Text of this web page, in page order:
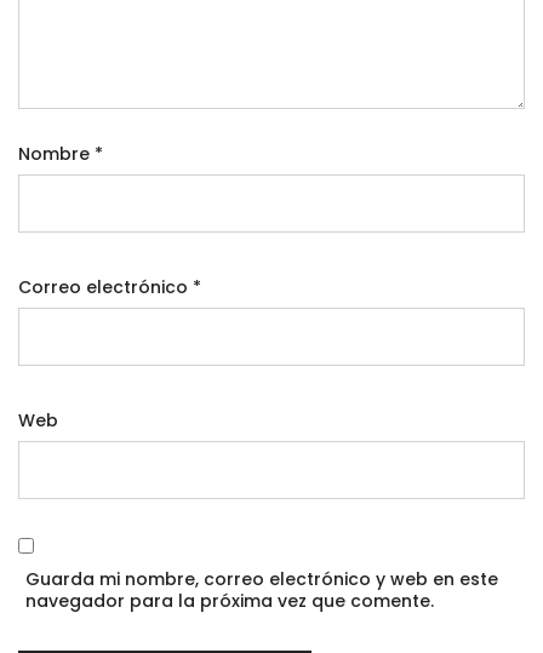
Nombre *
Correo electrónico *
Web
Guarda mi nombre, correo electrónico y web en este
navegador para la próxima vez que comente.